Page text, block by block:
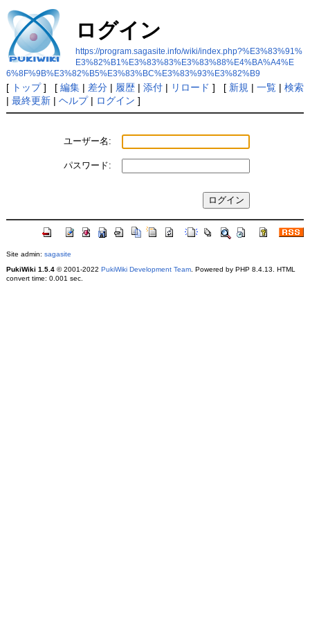
ログイン
https://program.sagasite.info/wiki/index.php?%E3%83%91%
E3%82%B1%E3%83%83%E3%83%88%E4%BA%A4%E
6%8F%9B%E3%82%B5%E3%83%BC%E3%83%93%E3%82%B9
[ トップ] [ 編集| 差分| 履歴| 添付| リロード ] [ 新規 | 一覧| 検索
| 最終更新| ヘルプ| ログイン ]
ユーザー名:
パスワード:
Site admin: sagasite
PukiWiki 1.5.4© 2001-2022 PukiWiki Development Team. Powered by PHP 8.4.13. HTML
convert time: 0.001 sec.